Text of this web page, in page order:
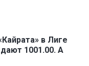
в Лиге
1001.00. А